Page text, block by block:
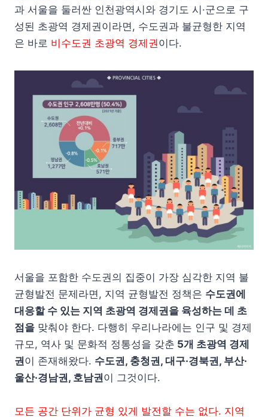
과 서울을 둘러싼 인천광역시와 경기도 시·군으로 구
성된 초광역 경제권이라면, 수도권과 불균형한 지역
은 바로 비수도권 초광역 경제권이다.
서울을 포함한 수도권의 집중이 가장 심각한 지역 불
균형발전 문제라면, 지역 균형발전 정책은 수도권에
대응할 수 있는 지역 초광역 경제권을 육성하는 데 초
점을 맞춰야 한다. 다행히 우리나라에는 인구 및 경제
규모, 역사 및 문화적 정통성을 갖춘 5개 초광역 경제
권이 존재해왔다. 수도권, 충청권, 대구·경북권, 부산·
울산·경남권, 호남권이 그것이다.
모든 공간 단위가 균형 있게 발전할 수는 없다. 지역